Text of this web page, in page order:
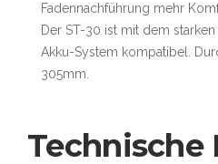
Fadennachführung mehr
Der ST-30 ist mit dem
Akku-System kompatibel.
305mm.
Technische